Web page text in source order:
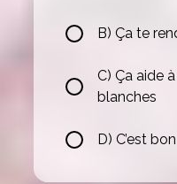
B) Ça te
C) Ça aide
blanches
D) C’est